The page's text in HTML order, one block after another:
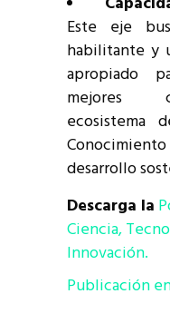
Este eje
habilitante y
apropiado
mejores
ecosistema
desarrollo
Descarga la
Ciencia,
Innovación.
Publicación